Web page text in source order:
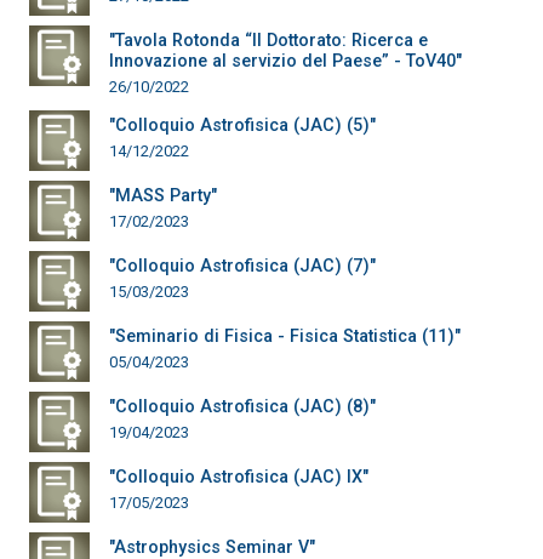
"Tavola Rotonda “Il Dottorato: Ricerca e
Innovazione al servizio del Paese” - ToV40"
26/10/2022
"Colloquio Astrofisica (JAC) (5)"
14/12/2022
"MASS Party"
17/02/2023
"Colloquio Astrofisica (JAC) (7)"
15/03/2023
"Seminario di Fisica - Fisica Statistica (11)"
05/04/2023
"Colloquio Astrofisica (JAC) (8)"
19/04/2023
"Colloquio Astrofisica (JAC) IX"
17/05/2023
"Astrophysics Seminar V"